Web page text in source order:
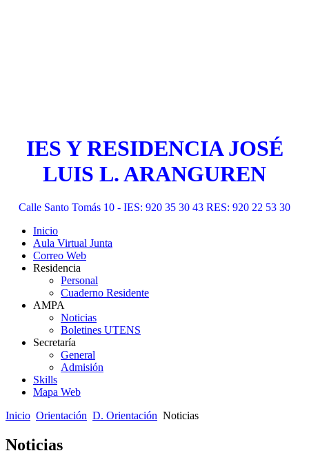
IES Y RESIDENCIA JOSÉ
LUIS L. ARANGUREN
Calle Santo Tomás 10 - IES: 920 35 30 43 RES: 920 22 53 30
Inicio
Aula Virtual Junta
Correo Web
Residencia
Personal
Cuaderno Residente
AMPA
Noticias
Boletines UTENS
Secretaría
General
Admisión
Skills
Mapa Web
Inicio Orientación D. Orientación Noticias
Noticias